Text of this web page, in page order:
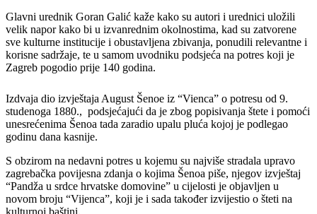
Glavni urednik Goran Galić kaže kako su autori i urednici uložili
velik napor kako bi u izvanrednim okolnostima, kad su zatvorene
sve kulturne institucije i obustavljena zbivanja, ponudili relevantne i
korisne sadržaje, te u samom uvodniku podsjeća na potres koji je
Zagreb pogodio prije 140 godina.
Izdvaja dio izvještaja August Šenoe iz “Vienca” o potresu od 9.
studenoga 1880., podsjećajući da je zbog popisivanja štete i pomoći
unesrećenima Šenoa tada zaradio upalu pluća kojoj je podlegao
godinu dana kasnije.
S obzirom na nedavni potres u kojemu su najviše stradala upravo
zagrebačka povijesna zdanja o kojima Šenoa piše, njegov izvještaj
“Pandža u srdce hrvatske domovine” u cijelosti je objavljen u
novom broju “Vijenca”, koji je i sada također izvijestio o šteti na
kulturnoj baštini.